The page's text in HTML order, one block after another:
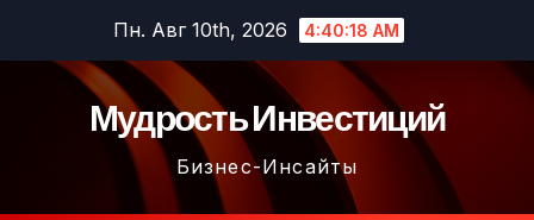
содержимому
Пн. Авг 10th, 2026 4:40:19 AM
Мудрость Инвестиций
Бизнес-Инсайты